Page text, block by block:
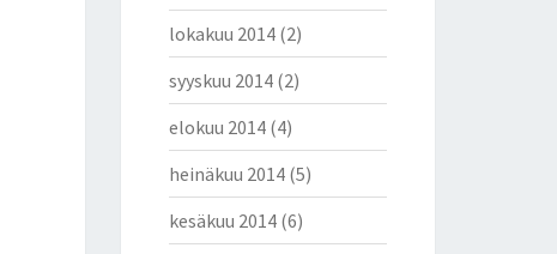
lokakuu 2014(2)
syyskuu 2014(2)
elokuu 2014(4)
heinäkuu 2014(5)
kesäkuu 2014(6)